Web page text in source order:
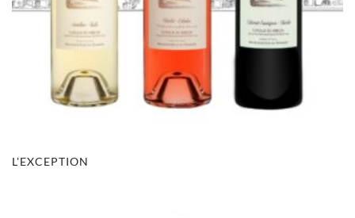
L'EXCEPTION